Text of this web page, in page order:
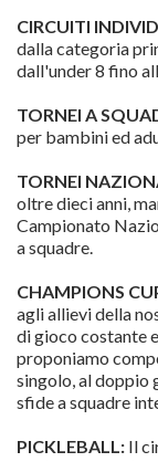
CIRCUITI
dalla categoria
dall'under 8 fino
TORNEI A
per bambini ed
TORNEI
oltre dieci anni,
Campionato
a squadre.
CHAMPIONS
agli allievi della
di gioco costante
proponiamo
singolo, al doppio
sfide a squadre
PICKLEBALL: Il